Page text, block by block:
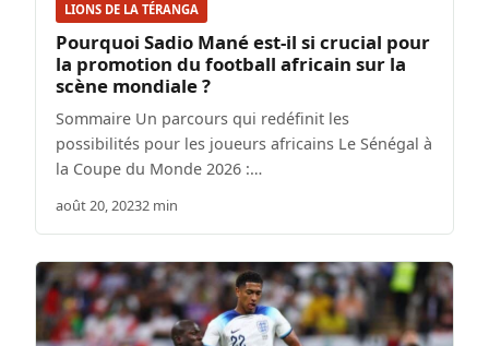
LIONS DE LA TÉRANGA
Pourquoi Sadio Mané est-il si crucial pour
la promotion du football africain sur la
scène mondiale ?
Sommaire Un parcours qui redéfinit les
possibilités pour les joueurs africains Le Sénégal à
la Coupe du Monde 2026 :…
août 20, 20232 min